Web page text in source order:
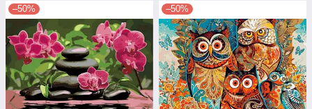
–50% –50%